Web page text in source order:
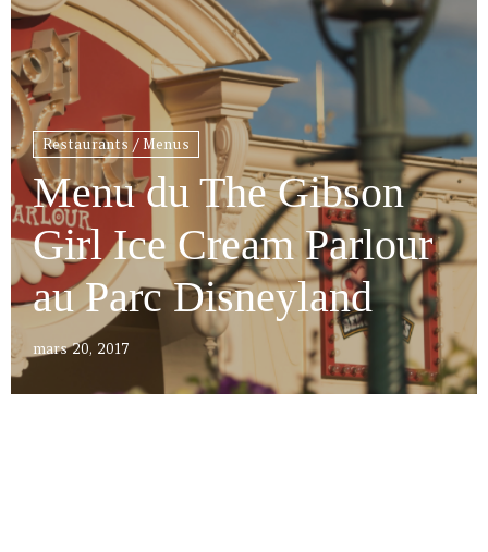
Restaurants / Menus
Menu du The Gibson
Girl Ice Cream Parlour
au Parc Disneyland
mars 20, 2017